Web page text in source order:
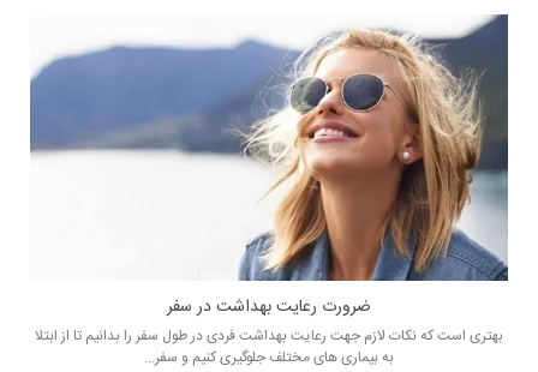
ضرورت رعایت بهداشت در سفر
بهتری است که نکات لازم جهت رعایت بهداشت فردی در طول سفر را بدانیم تا از ابتلا
به بیماری های مختلف جلوگیری کنیم و سفر...